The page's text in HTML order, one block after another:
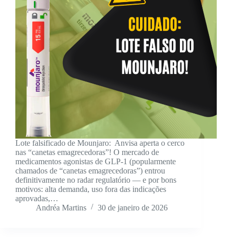
Lote falsificado de Mounjaro: Anvisa aperta o cerco
nas “canetas emagrecedoras”! O mercado de
medicamentos agonistas de GLP-1 (popularmente
chamados de “canetas emagrecedoras”) entrou
definitivamente no radar regulatório — e por bons
motivos: alta demanda, uso fora das indicações
aprovadas,…
Andréa Martins
30 de janeiro de 2026